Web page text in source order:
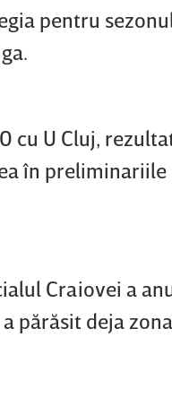
pentru
cu U Cluj,
în preliminariile
Craiovei a
părăsit deja